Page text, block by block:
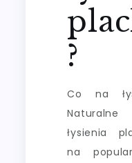
?
Co na
łysienia
na